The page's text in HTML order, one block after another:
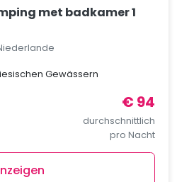
met badkamer 1
Gewässern
€ 94
durchschnittlich
pro Nacht